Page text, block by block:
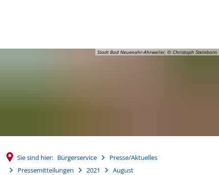
Stadt Bad Neuenahr-Ahrweiler, © Christoph Steinborn
Sie sind hier: Bürgerservice
Presse/Aktuelles
Pressemitteilungen
2021
August